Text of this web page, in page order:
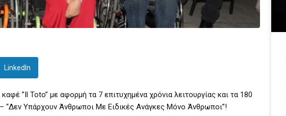
LinkedIn
”Il Toto” με αφορμή τα 7 επιτυχημένα χρόνια λειτουργίας και τα 180
“Δεν Υπάρχουν Άνθρωποι Με Ειδικές Ανάγκες Μόνο Άνθρωποι”!